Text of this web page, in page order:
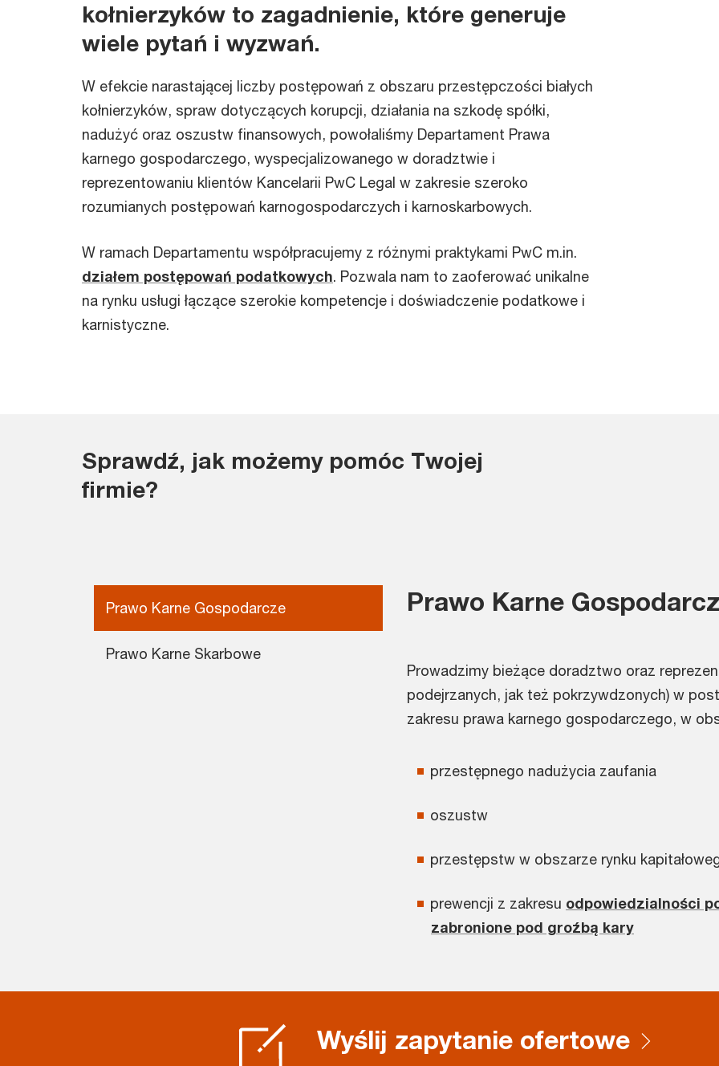
kołnierzyków to zagadnienie, które generuje
wiele pytań i wyzwań.
W efekcie narastającej liczby postępowań z obszaru przestępczości białych
kołnierzyków, spraw dotyczących korupcji, działania na szkodę spółki,
nadużyć oraz oszustw finansowych, powołaliśmy Departament Prawa
karnego gospodarczego, wyspecjalizowanego w doradztwie i
reprezentowaniu klientów Kancelarii PwC Legal w zakresie szeroko
rozumianych postępowań karnogospodarczych i karnoskarbowych.
W ramach Departamentu współpracujemy z różnymi praktykami PwC m.in.
działem postępowań podatkowych. Pozwala nam to zaoferować unikalne
na rynku usługi łączące szerokie kompetencje i doświadczenie podatkowe i
karnistyczne.
Sprawdź, jak możemy pomóc Twojej
firmie?
Prawo Karne Gospodarcze
Prawo Karne Skarbowe
Prawo Karne
Prowadzimy bieżące doradztwo oraz
podejrzanych, jak też pokrzywdzonych) w
zakresu prawa karnego gospodarczego, w
przestępnego nadużycia zaufania
oszustw
przestępstw w obszarze rynku
prewencji z zakresu odpowiedzialności
zabronione pod groźbą kary
Wyślij zapytanie ofertowe